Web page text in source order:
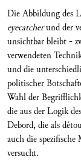
Die Abbildung des
eyecatcherund der
unsichtbar bleibt -
verwendeten
und die
politischer
Wahl der
die aus der Logik
Debord, die als
auch die
versucht.